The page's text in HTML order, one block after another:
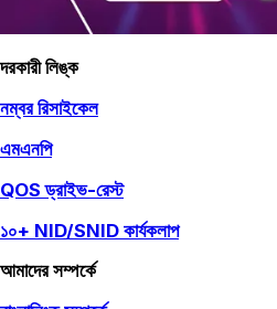
দরকারী লিঙ্ক
নম্বর রিসাইকেল
এমএনপি
QOS ড্রাইভ-রেস্ট
১০+ NID/SNID কার্যকলাপ
আমাদের সম্পর্কে